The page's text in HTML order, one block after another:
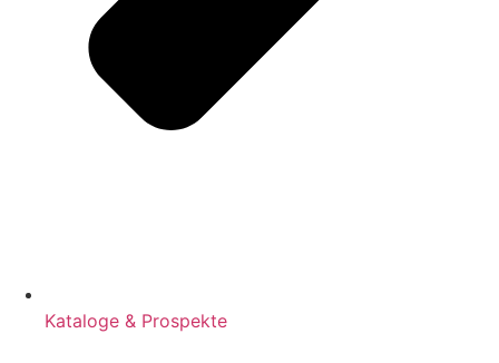
Kataloge & Prospekte